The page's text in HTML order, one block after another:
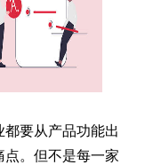
要从产品功能出
。但不是每一家